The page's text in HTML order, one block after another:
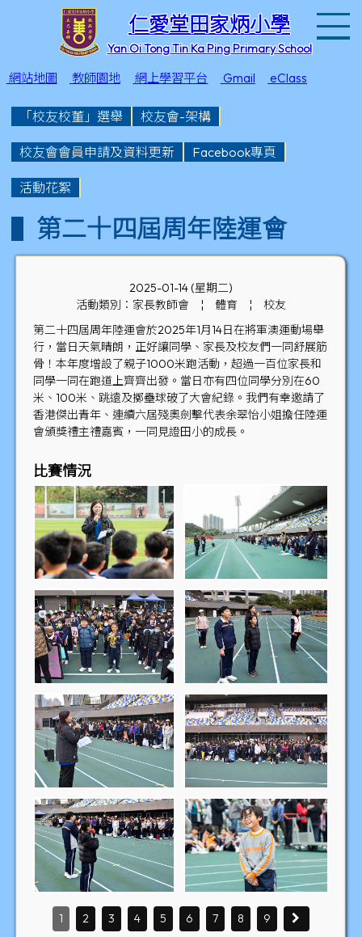
仁愛堂田家炳小學
Yan Oi Tong Tin Ka Ping Primary School
網站地圖 教師園地 網上學習平台 Gmail eClass
「校友校董」選舉 校友會-架構
校友會會員申請及資料更新 Facebook專頁
活動花絮
第二十四屆周年陸運會
2025-01-14 (星期二)
活動類別：家長教師會
¦ 體育 ¦
校友
第二十四屆周年陸運會於2025年1月14日在將軍澳運動場舉
行，當日天氣晴朗，正好讓同學、家長及校友們一同舒展筋
骨！本年度增設了親子1000米跑活動，超過一百位家長和
同學一同在跑道上齊齊出發。當日亦有四位同學分別在60
米、100米、跳遠及擲壘球破了大會紀錄。我們有幸邀請了
香港傑出青年、連續六屆殘奧劍擊代表余翠怡小姐擔任陸運
會頒獎禮主禮嘉賓，一同見證田小的成長。
比賽情況
1 2 3 4 5 6 7 8 9